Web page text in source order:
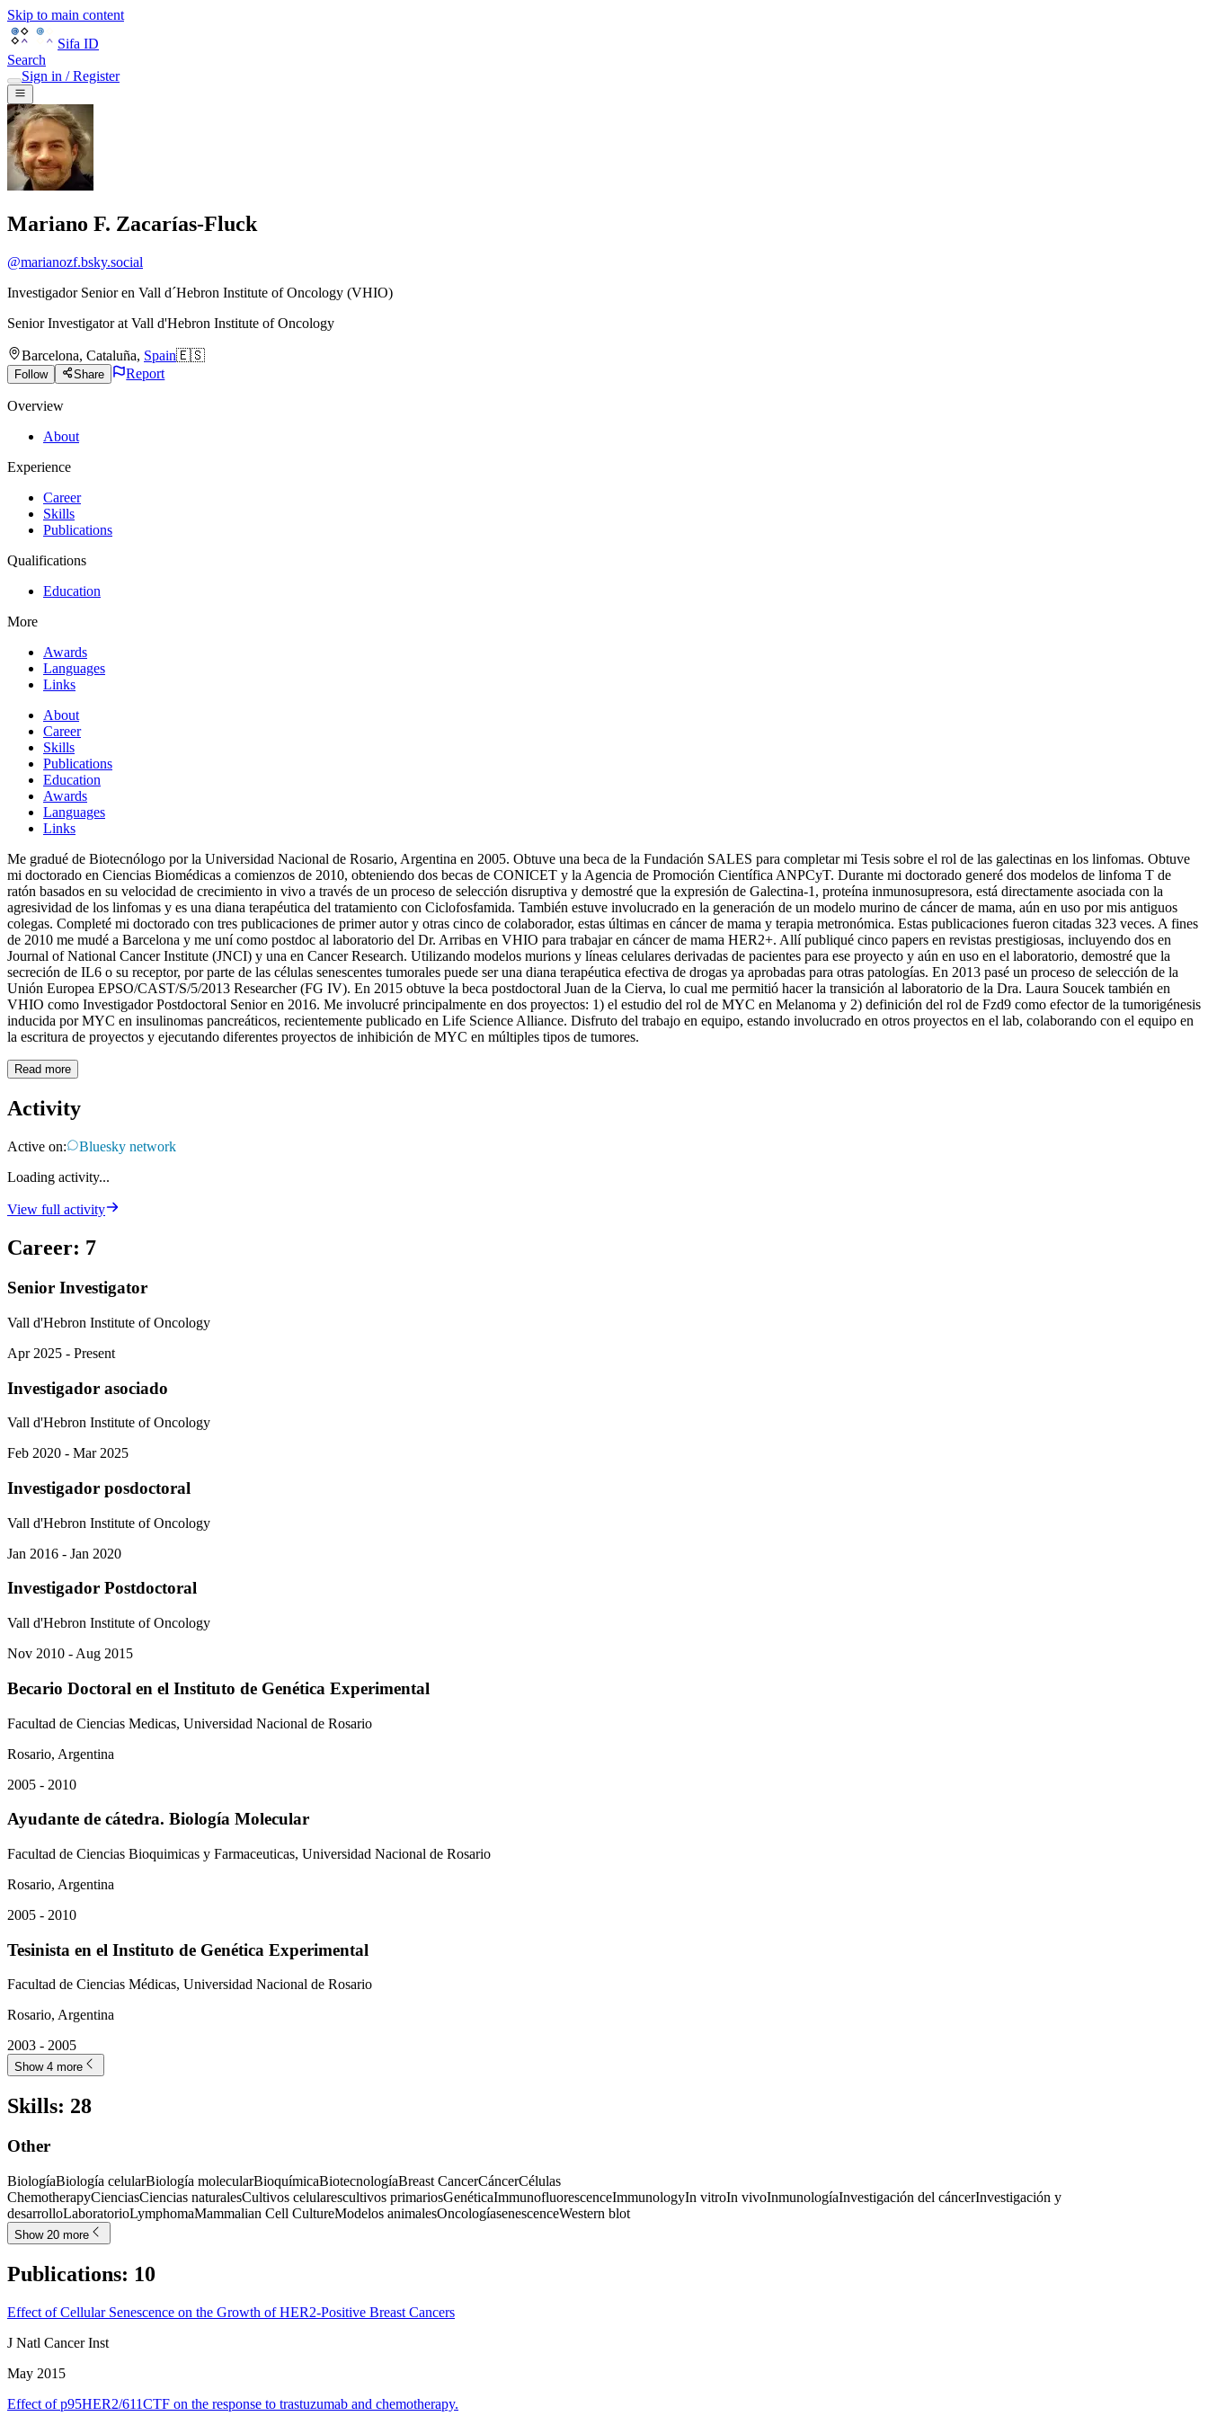
Skip to main content
Sifa ID
Search
Sign in / Register
Mariano F. Zacarías-Fluck
@marianozf.bsky.social
Investigador Senior en Vall d´Hebron Institute of Oncology (VHIO)
Senior Investigator at Vall d'Hebron Institute of Oncology
Barcelona, Cataluña, Spain🇪🇸
Follow Share Report
Overview
About
Experience
Career
Skills
Publications
Qualifications
Education
More
Awards
Languages
Links
About
Career
Skills
Publications
Education
Awards
Languages
Links
Me gradué de Biotecnólogo por la Universidad Nacional de Rosario, Argentina en 2005. Obtuve una beca de la Fundación SALES para completar mi Tesis sobre el rol de las galectinas en los linfomas. Obtuve
mi doctorado en Ciencias Biomédicas a comienzos de 2010, obteniendo dos becas de CONICET y la Agencia de Promoción Científica ANPCyT. Durante mi doctorado generé dos modelos de linfoma T de
ratón basados en su velocidad de crecimiento in vivo a través de un proceso de selección disruptiva y demostré que la expresión de Galectina-1, proteína inmunosupresora, está directamente asociada con la
agresividad de los linfomas y es una diana terapéutica del tratamiento con Ciclofosfamida. También estuve involucrado en la generación de un modelo murino de cáncer de mama, aún en uso por mis antiguos
colegas. Completé mi doctorado con tres publicaciones de primer autor y otras cinco de colaborador, estas últimas en cáncer de mama y terapia metronómica. Estas publicaciones fueron citadas 323 veces. A fines
de 2010 me mudé a Barcelona y me uní como postdoc al laboratorio del Dr. Arribas en VHIO para trabajar en cáncer de mama HER2+. Allí publiqué cinco papers en revistas prestigiosas, incluyendo dos en
Journal of National Cancer Institute (JNCI) y una en Cancer Research. Utilizando modelos murions y líneas celulares derivadas de pacientes para ese proyecto y aún en uso en el laboratorio, demostré que la
secreción de IL6 o su receptor, por parte de las células senescentes tumorales puede ser una diana terapéutica efectiva de drogas ya aprobadas para otras patologías. En 2013 pasé un proceso de selección de la
Unión Europea EPSO/CAST/S/5/2013 Researcher (FG IV). En 2015 obtuve la beca postdoctoral Juan de la Cierva, lo cual me permitió hacer la transición al laboratorio de la Dra. Laura Soucek también en
VHIO como Investigador Postdoctoral Senior en 2016. Me involucré principalmente en dos proyectos: 1) el estudio del rol de MYC en Melanoma y 2) definición del rol de Fzd9 como efector de la tumorigénesis
inducida por MYC en insulinomas pancreáticos, recientemente publicado en Life Science Alliance. Disfruto del trabajo en equipo, estando involucrado en otros proyectos en el lab, colaborando con el equipo en
la escritura de proyectos y ejecutando diferentes proyectos de inhibición de MYC en múltiples tipos de tumores.
Read more
Activity
Active on:
Bluesky network
Loading activity...
View full activity
Career: 7
Senior Investigator
Vall d'Hebron Institute of Oncology
Apr 2025 - Present
Investigador asociado
Vall d'Hebron Institute of Oncology
Feb 2020 - Mar 2025
Investigador posdoctoral
Vall d'Hebron Institute of Oncology
Jan 2016 - Jan 2020
Investigador Postdoctoral
Vall d'Hebron Institute of Oncology
Nov 2010 - Aug 2015
Becario Doctoral en el Instituto de Genética Experimental
Facultad de Ciencias Medicas, Universidad Nacional de Rosario
Rosario, Argentina
2005 - 2010
Ayudante de cátedra. Biología Molecular
Facultad de Ciencias Bioquimicas y Farmaceuticas, Universidad Nacional de Rosario
Rosario, Argentina
2005 - 2010
Tesinista en el Instituto de Genética Experimental
Facultad de Ciencias Médicas, Universidad Nacional de Rosario
Rosario, Argentina
2003 - 2005
Show 4 more
Skills: 28
Other
BiologíaBiología celularBiología molecularBioquímicaBiotecnologíaBreast CancerCáncerCélulas
ChemotherapyCienciasCiencias naturalesCultivos celularescultivos primariosGenéticaImmunofluorescenceImmunologyIn vitroIn vivoInmunologíaInvestigación del cáncerInvestigación y
desarrolloLaboratorioLymphomaMammalian Cell CultureModelos animalesOncologíasenescenceWestern blot
Show 20 more
Publications: 10
Effect of Cellular Senescence on the Growth of HER2-Positive Breast Cancers
J Natl Cancer Inst
May 2015
Effect of p95HER2/611CTF on the response to trastuzumab and chemotherapy.